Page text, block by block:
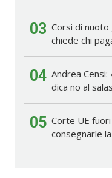
03 Corsi di nuoto
chiede chi
04 Andrea
dica no al
05 Corte UE
consegnarle